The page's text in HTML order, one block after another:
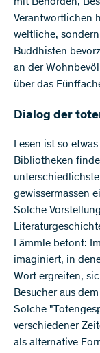
Verantwortlichen
weltliche,
Buddhisten
an der
über das
Dialog der
Lesen ist so
Bibliotheken
gewissermassen
Solche
Lämmle betont:
imaginiert, in
Wort ergreifen,
Besucher aus
Solche
verschiedener
als alternative